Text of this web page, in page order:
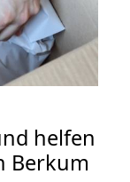
helfen
Berkum